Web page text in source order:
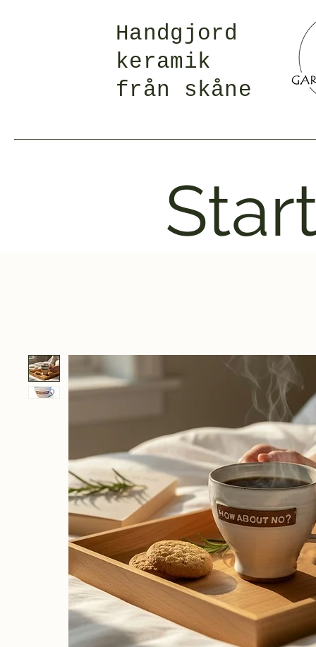
Handgjord
keramik
från skåne